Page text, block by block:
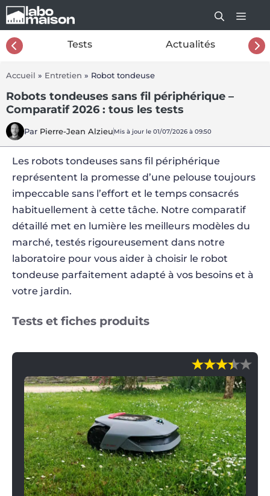
Aller
au
contenu
Tests Actualités
Accueil » Entretien » Robot tondeuse
Robots tondeuses sans fil périphérique –
Comparatif 2026 : tous les tests
Par Pierre-Jean Alzieu Mis à jour le 01/07/2026 à 09:50
Les robots tondeuses sans fil périphérique
représentent la promesse d’une pelouse toujours
impeccable sans l’effort et le temps consacrés
habituellement à cette tâche. Notre comparatif
détaillé met en lumière les meilleurs modèles du
marché, testés rigoureusement dans notre
laboratoire pour vous aider à choisir le robot
tondeuse parfaitement adapté à vos besoins et à
votre jardin.
Tests et fiches produits